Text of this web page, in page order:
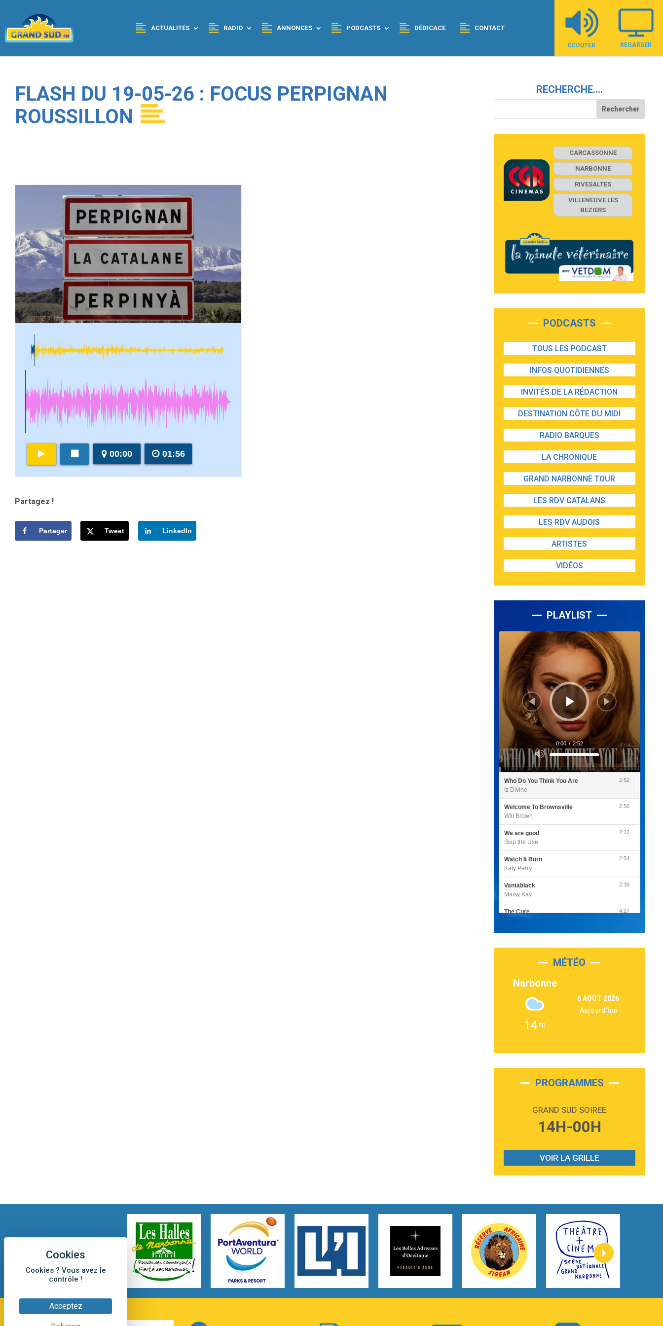
Cookies ? Vous avez le
contrôle !
Acceptez
ACTUALITÉS RADIO ANNONCES PODCASTS DÉDICACE CONTACT
ÉCOUTER REGARDER
FLASH DU 19-05-26 : FOCUS PERPIGNAN
ROUSSILLON
00:00 01:56
Partagez !
Partager Tweet LinkedIn
RECHERCHE….
CARCASSONNE
NARBONNE
RIVESALTES
VILLENEUVE LES
BEZIERS
PODCASTS
TOUS LES PODCAST
INFOS QUOTIDIENNES
INVITÉS DE LA RÉDACTION
DESTINATION CÔTE DU MIDI
RADIO BARQUES
LA CHRONIQUE
GRAND NARBONNE TOUR
LES RDV CATALANS
LES RDV AUDOIS
ARTISTES
VIDÉOS
PLAYLIST
Lecteur
Utilisez
les
flèches
haut/bas
augmenter
le
volume.
0:00 / 2:52
Who Do You Think You Are
Iz Divine
2:52
Welcome To Brownsville
Will Brown
2:56
We are good
Skip the Use
2:12
Watch It Burn
Katy Perry
2:54
Vantablack
Maisy Kay
2:36
The Cure
4:27
Luke Combs
Second Chance
Martin Garrix & Ed Sheeran
Alex Warren
On My Soul
2:28
Phoebe Bridgers
Gracie Abrams
Heaven On Your Mind
Kygo
Heart On Fire
Lovecats
Hate that i made you love me
Ariana Grande –
MÉTÉO
Narbonne
14
6 AOÛT 2026
Aujourd'hui
PROGRAMMES
GRAND SUD SOIREE
14H-00H
VOIR LA GRILLE